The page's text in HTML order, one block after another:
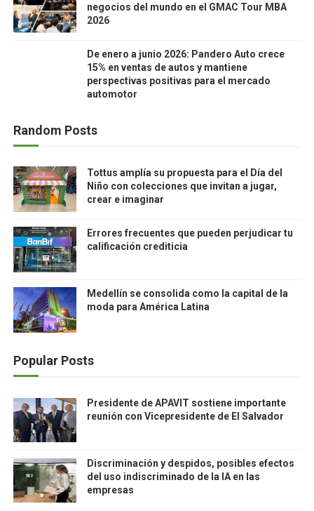
negocios del mundo en el GMAC Tour MBA
2026
De enero a junio 2026: Pandero Auto crece
15% en ventas de autos y mantiene
perspectivas positivas para el mercado
automotor
Random Posts
Tottus amplía su propuesta para el Día del
Niño con colecciones que invitan a jugar,
crear e imaginar
Errores frecuentes que pueden perjudicar tu
calificación crediticia
Medellín se consolida como la capital de la
moda para América Latina
Popular Posts
Presidente de APAVIT sostiene importante
reunión con Vicepresidente de El Salvador
Discriminación y despidos, posibles efectos
del uso indiscriminado de la IA en las
empresas